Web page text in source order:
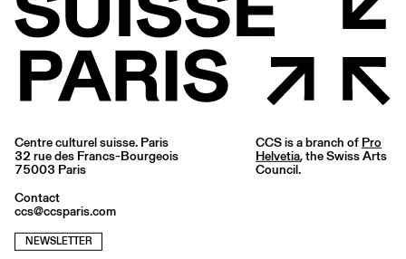
Centre culturel suisse. Paris
32 rue des Francs-Bourgeois
75003 Paris
Contact
ccs@ccsparis.com
NEWSLETTER
CCS is a branch of Pro
Helvetia, the Swiss Arts
Council.